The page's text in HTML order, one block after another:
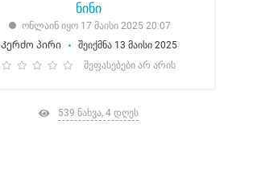
ნინი
ონლაინ იყო 17 მაისი 2025 20:07
Კერძო პირი
შეიქმნა 13 მაისი 2025
შეფასებები არ არის
539 ნახვა, 4 დღეს